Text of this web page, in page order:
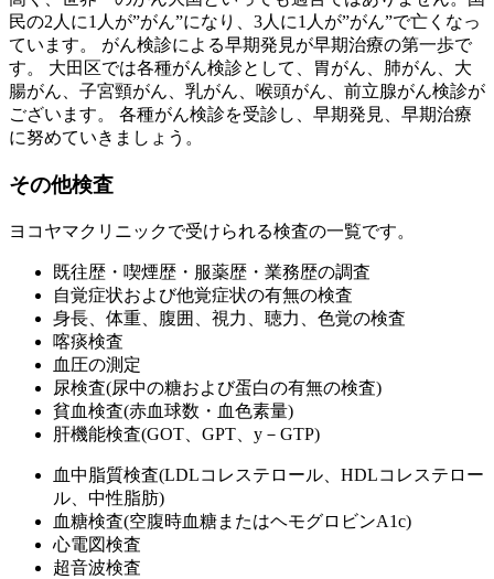
民の2人に1人が”がん”になり、3人に1人が”がん”で亡くなっ
ています。 がん検診による早期発見が早期治療の第一歩で
す。 大田区では各種がん検診として、胃がん、肺がん、大
腸がん、子宮頸がん、乳がん、喉頭がん、前立腺がん検診が
ございます。 各種がん検診を受診し、早期発見、早期治療
に努めていきましょう。
その他検査
ヨコヤマクリニックで受けられる検査の一覧です。
既往歴・喫煙歴・服薬歴・業務歴の調査
自覚症状および他覚症状の有無の検査
身長、体重、腹囲、視力、聴力、色覚の検査
喀痰検査
血圧の測定
尿検査(尿中の糖および蛋白の有無の検査)
貧血検査(赤血球数・血色素量)
肝機能検査(GOT、GPT、y－GTP)
血中脂質検査(LDLコレステロール、HDLコレステロー
ル、中性脂肪)
血糖検査(空腹時血糖またはヘモグロビンA1c)
心電図検査
超音波検査